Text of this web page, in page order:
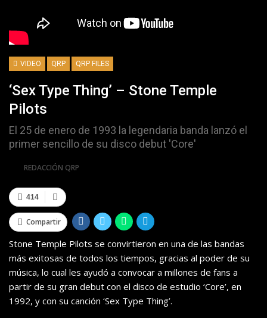
VIDEO QRP QRP FILES
‘Sex Type Thing’ – Stone Temple
Pilots
El 25 de enero de 1993 la legendaria banda lanzó el
primer sencillo de su disco debut 'Core'
REDACCIÓN QRP
414
Compartir
Stone Temple Pilots se convirtieron en una de las bandas
más exitosas de todos los tiempos, gracias al poder de su
música, lo cual les ayudó a convocar a millones de fans a
partir de su gran debut con el disco de estudio ‘Core’, en
1992, y con su canción ‘Sex Type Thing’.